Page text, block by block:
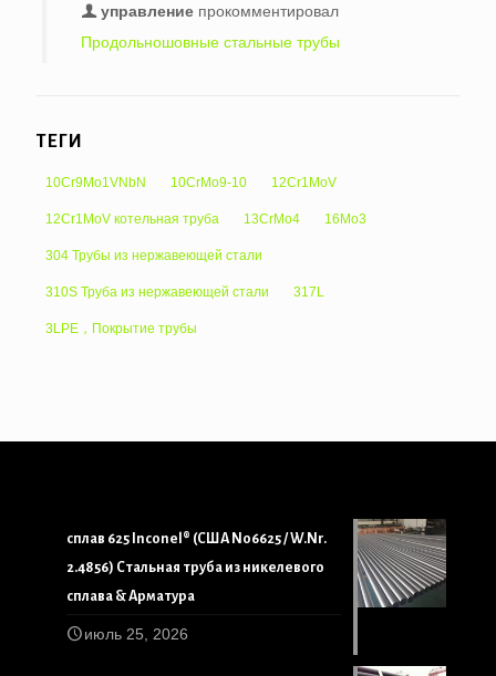
управление прокомментировал
Продольношовные стальные трубы
ТЕГИ
10Cr9Mo1VNbN 10CrMo9-10 12Cr1MoV
12Cr1MoV котельная труба 13CrMo4 16Mo3
304 Трубы из нержавеющей стали
310S Труба из нержавеющей стали 317L
3LPE，Покрытие трубы
сплав 625 Inconel® (США N06625 / W.Nr.
2.4856) Стальная труба из никелевого
сплава & Арматура
июль 25, 2026